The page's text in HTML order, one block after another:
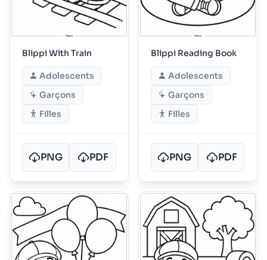
Blippi With Train
Adolescents
Garçons
Filles
PNG PDF
Blippi Reading Book
Adolescents
Garçons
Filles
PNG PDF